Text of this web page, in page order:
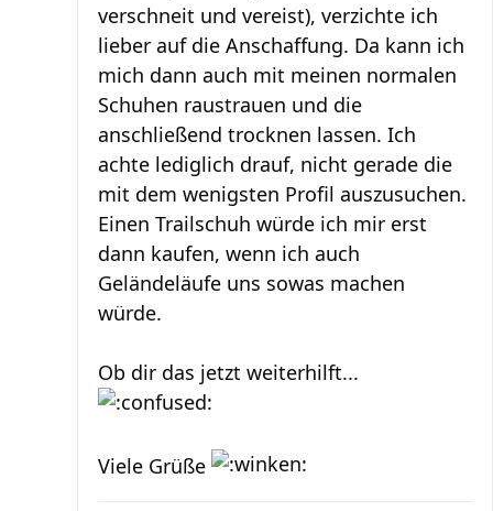
verschneit und vereist), verzichte ich
lieber auf die Anschaffung. Da kann ich
mich dann auch mit meinen normalen
Schuhen raustrauen und die
anschließend trocknen lassen. Ich
achte lediglich drauf, nicht gerade die
mit dem wenigsten Profil auszusuchen.
Einen Trailschuh würde ich mir erst
dann kaufen, wenn ich auch
Geländeläufe uns sowas machen
würde.
Ob dir das jetzt weiterhilft...
Viele Grüße